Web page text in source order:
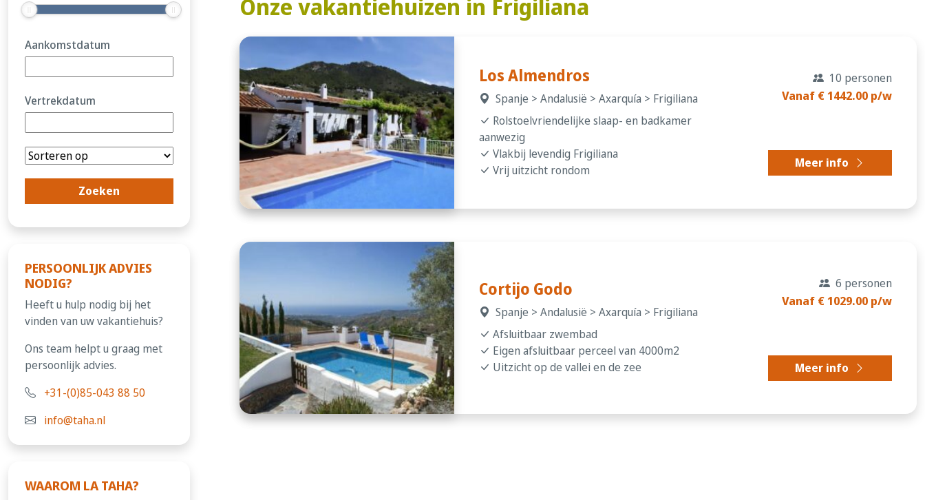
Aankomstdatum
Vertrekdatum
PERSOONLIJK ADVIES
NODIG?
Heeft u hulp nodig bij het
vinden van uw vakantiehuis?
Ons team helpt u graag met
persoonlijk advies.
+31-(0)85-043 88 50
info@taha.nl
WAAROM LA TAHA?
Onze vakantiehuizen in Frigiliana
Los Almendros
Spanje > Andalusië > Axarquía > Frigiliana
Rolstoelvriendelijke slaap- en badkamer
aanwezig
Vlakbij levendig Frigiliana
Vrij uitzicht rondom
10 personen
Vanaf € 1442.00 p/w
Meer info
Cortijo Godo
Spanje > Andalusië > Axarquía > Frigiliana
Afsluitbaar zwembad
Eigen afsluitbaar perceel van 4000m2
Uitzicht op de vallei en de zee
6 personen
Vanaf € 1029.00 p/w
Meer info